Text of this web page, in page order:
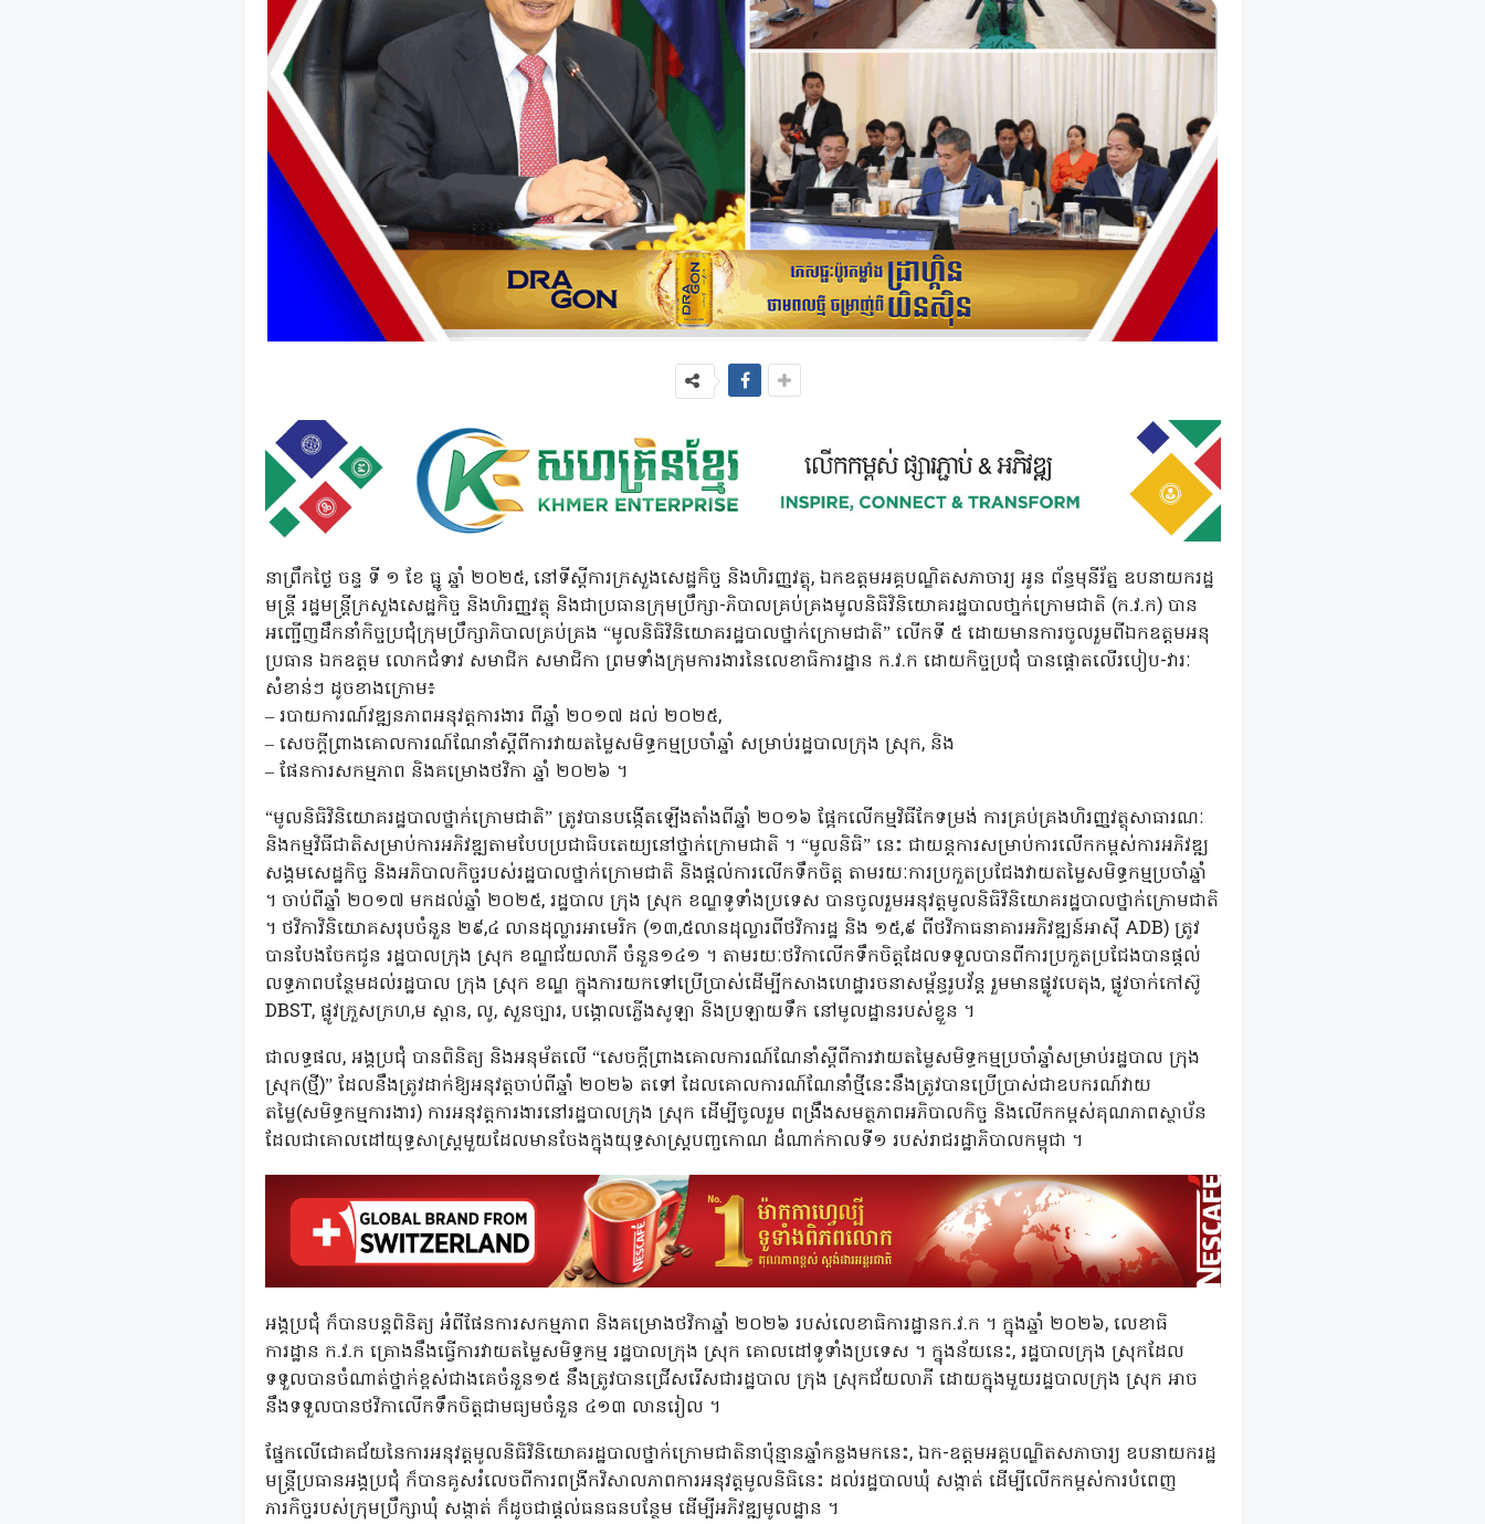
នាព្រឹកថ្ងៃ ចន្ទ ទី ១ ខែ ធ្នូ ឆ្នាំ ២០២៥, នៅទីស្តីការក្រសួងសេដ្ឋកិច្ច និងហិរញ្ញវត្ថុ, ឯកឧត្តមអគ្គបណ្ឌិតសភាចារ្យ អូន ព័ន្ធមុនីរ័ត្ន ឧបនាយករដ្ឋ
មន្ត្រី រដ្ឋមន្ត្រីក្រសួងសេដ្ឋកិច្ច និងហិរញ្ញវត្ថុ និងជាប្រធានក្រុមប្រឹក្សា-ភិបាលគ្រប់គ្រងមូលនិធិវិនិយោគរដ្ឋបាលថា្នក់ក្រោមជាតិ (ក.វ.ក) បាន
អញ្ជើញដឹកនាំកិច្ចប្រជុំក្រុមប្រឹក្សាភិបាលគ្រប់គ្រង “មូលនិធិវិនិយោគរដ្ឋបាលថ្នាក់ក្រោមជាតិ” លើកទី ៥ ដោយមានការចូលរួមពីឯកឧត្តមអនុ
ប្រធាន ឯកឧត្តម លោកជំទាវ សមាជិក សមាជិកា ព្រមទាំងក្រុមការងារនៃលេខាធិការដ្ឋាន ក.វ.ក ដោយកិច្ចប្រជុំ បានផ្តោតលើរបៀប-វារៈ
សំខាន់ៗ ដូចខាងក្រោម៖
– របាយការណ៍វឌ្ឍនភាពអនុវត្តការងារ ពីឆ្នាំ ២០១៧ ដល់ ២០២៥,
– សេចក្តីព្រាងគោលការណ៍ណែនាំស្តីពីការវាយតម្លៃសមិទ្ធកម្មប្រចាំឆ្នាំ សម្រាប់រដ្ឋបាលក្រុង ស្រុក, និង
– ផែនការសកម្មភាព និងគម្រោងថវិកា ឆ្នាំ ២០២៦ ។
“មូលនិធិវិនិយោគរដ្ឋបាលថ្នាក់ក្រោមជាតិ” ត្រូវបានបង្កើតឡើងតាំងពីឆ្នាំ ២០១៦ ផ្អែកលើកម្មវិធីកែទម្រង់ ការគ្រប់គ្រងហិរញ្ញវត្ថុសាធារណៈ
និងកម្មវិធីជាតិសម្រាប់ការអភិវឌ្ឍតាមបែបប្រជាធិបតេយ្យនៅថ្នាក់ក្រោមជាតិ ។ “មូលនិធិ” នេះ ជាយន្តការសម្រាប់ការលើកកម្ពស់ការអភិវឌ្ឍ
សង្គមសេដ្ឋកិច្ច និងអភិបាលកិច្ចរបស់រដ្ឋបាលថ្នាក់ក្រោមជាតិ និងផ្តល់ការលើកទឹកចិត្ត តាមរយៈការប្រកួតប្រជែងវាយតម្លៃសមិទ្ធកម្មប្រចាំឆ្នាំ
។ ចាប់ពីឆ្នាំ ២០១៧ មកដល់ឆ្នាំ ២០២៥,​ រដ្ឋបាល ក្រុង ស្រុក ខណ្ឌទូទាំងប្រទេស បានចូលរួមអនុវត្តមូលនិធិវិនិយោគរដ្ឋបាលថ្នាក់ក្រោមជាតិ
។ ថវិកា​វិនិយោគសរុបចំនួន​ ២៩,៤ លានដុល្លារអាមេរិក (១៣,៥លានដុល្លារពីថវិការដ្ឋ និង ១៥,៩ ពីថវិកាធនាគារអភិវឌ្ឍន៍អាស៊ី ADB) ត្រូវ
បានបែងចែកជូន រដ្ឋបាលក្រុង ស្រុក ខណ្ឌជ័យលាភី ចំនួន១៤១ ។ តាមរយៈថវិកាលើកទឹកចិត្តដែលទទួលបានពីការប្រកួតប្រជែងបានផ្តល់
លទ្ធភាពបន្ថែមដល់រដ្ឋបាល ក្រុង ស្រុក ខណ្ឌ ក្នុងការយកទៅប្រើប្រាស់ដើម្បីកសាងហេដ្ឋារចនាសម្ព័ន្ធរូបវ័ន្ត រួមមានផ្លូវបេតុង, ផ្លូវចាក់កៅស៊ូ
DBST, ផ្លូវក្រួសក្រហ,ម ស្ពាន, លូ, សួនច្បារ, បង្គោលភ្លើងសូឡា និងប្រឡាយទឹក នៅមូលដ្ឋានរបស់ខ្លួន ។
ជាលទ្ធផល, អង្គប្រជុំ បានពិនិត្យ និងអនុម័តលើ “សេចក្តីព្រាងគោលការណ៍ណែនាំស្តីពីការវាយតម្លៃសមិទ្ធកម្មប្រចាំឆ្នាំសម្រាប់រដ្ឋបាល ក្រុង
ស្រុក(ថ្មី)” ដែលនឹងត្រូវដាក់ឱ្យអនុវត្តចាប់ពីឆ្នាំ ២០២៦ តទៅ ដែលគោលការណ៍ណែនាំថ្មីនេះនឹងត្រូវបានប្រើប្រាស់ជាឧបករណ៍វាយ
តម្លៃ(សមិទ្ធកម្មការងារ) ការអនុវត្តការងារនៅរដ្ឋបាលក្រុង ស្រុក ដើម្បីចូលរួម ពង្រឹងសមត្ថភាពអភិបាលកិច្ច និងលើកកម្ពស់គុណភាពស្ថាប័ន
ដែលជាគោលដៅយុទ្ធសាស្រ្តមួយដែលមានចែងក្នុងយុទ្ធសាស្ត្របញ្ចកោណ ដំណាក់កាលទី១ របស់រាជរដ្ឋាភិបាលកម្ពុជា ។
អង្គប្រជុំ ក៏បានបន្តពិនិត្យ អំពីផែនការសកម្មភាព និងគម្រោងថវិកាឆ្នាំ ២០២៦ របស់លេខាធិការដ្ឋានក.វ.ក ។ ​​ក្នុងឆ្នាំ ២០២៦, លេខាធិ
ការដ្ឋាន ក.វ.ក គ្រោងនឹងធ្វើការវាយតម្លៃសមិទ្ធកម្ម រដ្ឋបាលក្រុង ស្រុក គោលដៅទូទាំងប្រទេស ។ ក្នុងន័យនេះ, រដ្ឋបាលក្រុង ស្រុកដែល
ទទួលបានចំណាត់ថ្នាក់ខ្ពស់ជាងគេចំនួន១៥ នឹងត្រូវបានជ្រើសរើសជារដ្ឋបាល ក្រុង ស្រុកជ័យលាភី ដោយក្នុងមួយរដ្ឋបាលក្រុង​ ស្រុក អាច
នឹងទទួលបានថវិកាលើកទឹកចិត្តជាមធ្យមចំនួន ៤១៣ លានរៀល ។
ផ្នែកលើជោគជ័យនៃការអនុវត្តមូលនិធិវិនិយោគរដ្ឋបាលថ្នាក់ក្រោមជាតិនាប៉ុន្មានឆ្នាំកន្លងមកនេះ, ឯក-ឧត្តមអគ្គបណ្ឌិតសភាចារ្យ ឧបនាយករដ្ឋ
មន្ត្រីប្រធានអង្គប្រជុំ ក៏បានគូសរំលេចពីការពង្រីកវិសាលភាពការអនុវត្តមូលនិធិនេះ ដល់រដ្ឋបាលឃុំ សង្កាត់ ដើម្បីលើកកម្ពស់ការបំពេញ
ភារកិច្ចរបស់ក្រុមប្រឹក្សាឃុំ សង្កាត់ ក៏ដូចជាផ្ដល់ធនធនបន្ថែម ដើម្បីអភិវឌ្ឍមូលដ្ឋាន ។